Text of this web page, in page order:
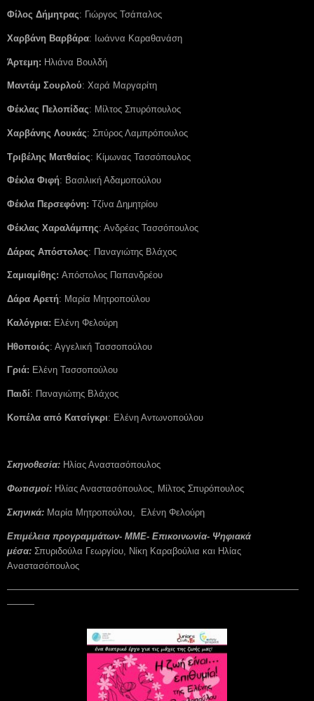
Φίλος Δήμητρας: Γιώργος Τσάπαλος
Χαρβάνη Βαρβάρα: Ιωάννα Καραθανάση
Άρτεμη: Ηλιάνα Βουλδή
Μαντάμ Σουρλού: Χαρά Μαργαρίτη
Φέκλας Πελοπίδας: Μίλτος Σπυρόπουλος
Χαρβάνης Λουκάς: Σπύρος Λαμπρόπουλος
Τριβέλης Ματθαίος: Κίμωνας Τασσόπουλος
Φέκλα Φιφή: Βασιλική Αδαμοπούλου
Φέκλα Περσεφόνη: Τζίνα Δημητρίου
Φέκλας Χαραλάμπης: Ανδρέας Τασσόπουλος
Δάρας Απόστολος: Παναγιώτης Βλάχος
Σαμιαμίθης: Απόστολος Παπανδρέου
Δάρα Αρετή: Μαρία Μητροπούλου
Καλόγρια: Ελένη Φελούρη
Ηθοποιός: Αγγελική Τασσοπούλου
Γριά: Ελένη Τασσοπούλου
Παιδί: Παναγιώτης Βλάχος
Κοπέλα από Κατσίγκρι: Ελένη Αντωνοπούλου
Σκηνοθεσία: Ηλίας Αναστασόπουλος
Φωτισμοί: Ηλίας Αναστασόπουλος, Μίλτος Σπυρόπουλος
Σκηνικά: Μαρία Μητροπούλου, Ελένη Φελούρη
Επιμέλεια προγραμμάτων- ΜΜΕ- Επικοινωνία- Ψηφιακά
μέσα: Σπυριδούλα Γεωργίου, Νίκη Καραβούλια και Ηλίας
Αναστασόπουλος
————————————————————————————————
———